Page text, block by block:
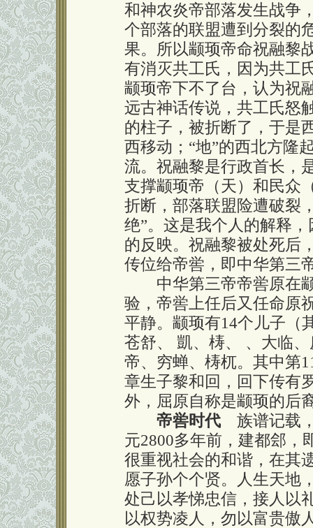
和神农炎帝部落发生战争
个部落的联盟遭到分裂的
果。所以颛顼帝命祝融黎
有消灭共工氏，因为共工
颛顼帝下不了台，认为祝
远古神话传说，共工氏怒
的柱子，被折断了，于是
西移动；“地”的西北方隆
流。祝融黎是行政首长，
支撑颛顼帝（天）和民众
折断，部落联盟险遭破裂
绝”。这是我个人的解释
的反映。祝融黎被处死后
传位给帝喾，即中华第三
中华第三帝帝喾原在颛
验，帝喾上任后又任命原
平静。颛顼有14个儿子（
苍舒、 凱、梼、 、大临
帝、穷蝉、梼杌。其中第
章生子黎和回，回下传有
外，屈原自称是颛顼的后
帝喾时代 族谱记载
元2800多年前，建都郐，
很重视社会的和谐，在其
愿子孙个个贤。人生天地
处己以孝悌忠信，接人以
以权势凌人，勿以富贵傲